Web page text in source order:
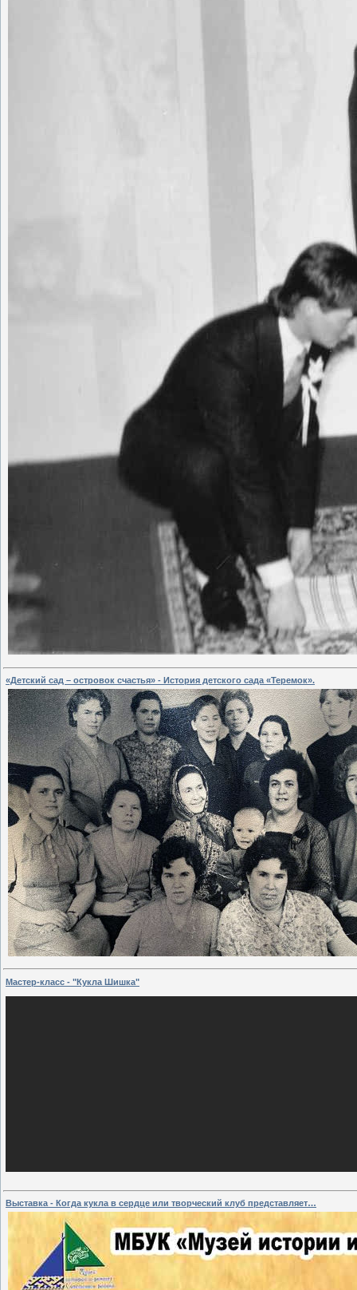
«Детский сад – островок счастья» - История детского сада «Теремок».
Мастер-класс - "Кукла Шишка"
Выставка - Когда кукла в сердце или творческий клуб представляет…